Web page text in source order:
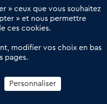
dédié aux transactions
au service du commerce de
» ceux que vous souhaitez
» et nous permettre
ces cookies.
modifier vos choix en bas
pages.
Personnaliser